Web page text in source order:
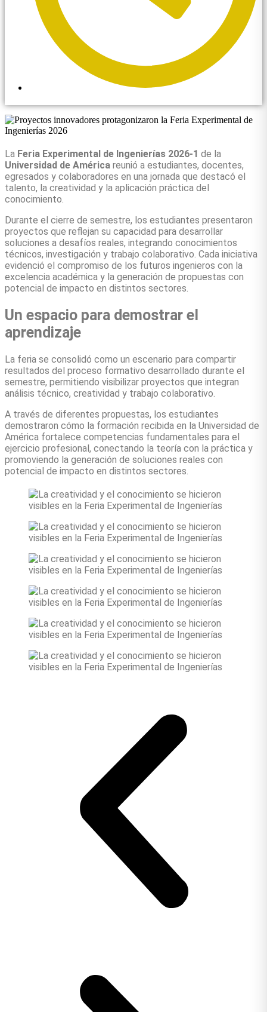
La Feria Experimental de Ingenierías 2026-1 de la
Universidad de América reunió a estudiantes, docentes,
egresados y colaboradores en una jornada que destacó el
talento, la creatividad y la aplicación práctica del
conocimiento.
Durante el cierre de semestre, los estudiantes presentaron
proyectos que reflejan su capacidad para desarrollar
soluciones a desafíos reales, integrando conocimientos
técnicos, investigación y trabajo colaborativo. Cada iniciativa
evidenció el compromiso de los futuros ingenieros con la
excelencia académica y la generación de propuestas con
potencial de impacto en distintos sectores.
Un espacio para demostrar el
aprendizaje
La feria se consolidó como un escenario para compartir
resultados del proceso formativo desarrollado durante el
semestre, permitiendo visibilizar proyectos que integran
análisis técnico, creatividad y trabajo colaborativo.
A través de diferentes propuestas, los estudiantes
demostraron cómo la formación recibida en la Universidad de
América fortalece competencias fundamentales para el
ejercicio profesional, conectando la teoría con la práctica y
promoviendo la generación de soluciones reales con
potencial de impacto en distintos sectores.